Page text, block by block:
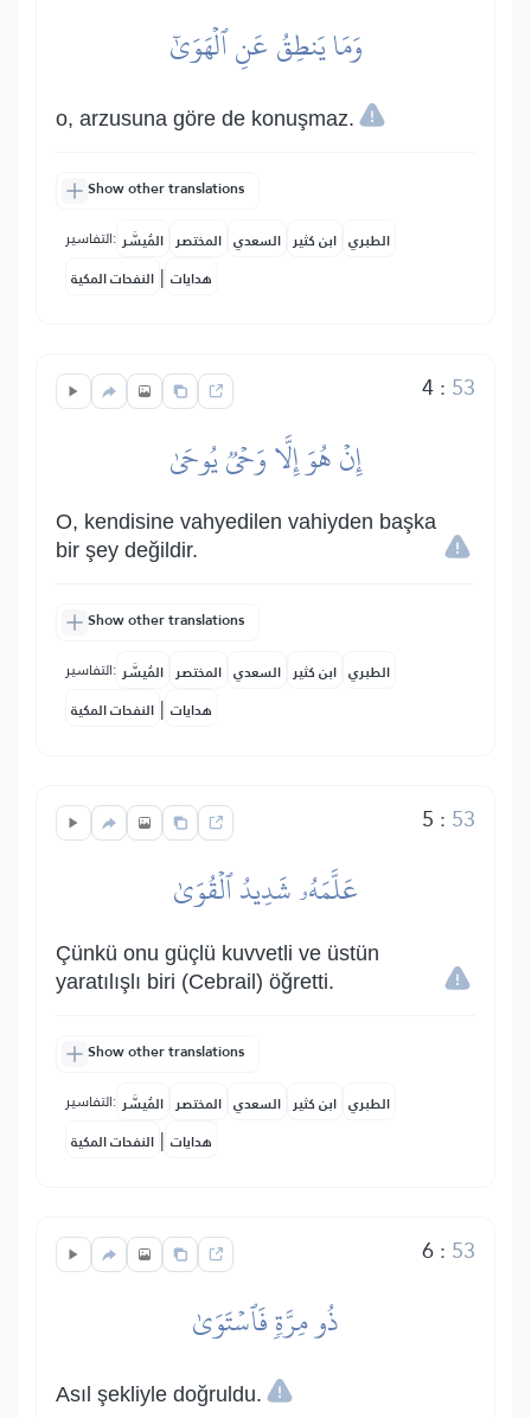
وَمَا يَنطِقُ عَنِ ٱلۡهَوَىٰٓ
o, arzusuna göre de konuşmaz.
Show other translations
التفاسير: المُيسَّر المختصر السعدي ابن كثير الطبري
النفحات المكية | هدايات
4: 53
إِنۡ هُوَ إِلَّا وَحۡيٞ يُوحَىٰ
O, kendisine vahyedilen vahiyden başka
bir şey değildir.
Show other translations
التفاسير: المُيسَّر المختصر السعدي ابن كثير الطبري
النفحات المكية | هدايات
5 : 53
عَلَّمَهُۥ شَدِيدُ ٱلۡقُوَىٰ
Çünkü onu güçlü kuvvetli ve üstün
yaratılışlı biri (Cebrail) öğretti.
Show other translations
التفاسير: المُيسَّر المختصر السعدي ابن كثير الطبري
النفحات المكية | هدايات
6: 53
ذُو مِرَّةٖ فَٱسۡتَوَىٰ
Asıl şekliyle doğruldu.